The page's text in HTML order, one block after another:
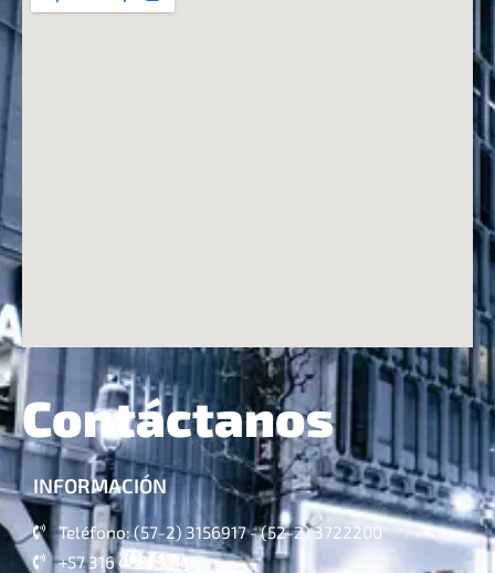
Contáctanos
INFORMACIÓN
Teléfono: (57-2) 3156917 - (52-2) 3722200
+57 316 4821324